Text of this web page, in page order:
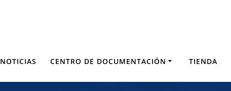
NOTICIAS CENTRO DE DOCUMENTACIÓN TIENDA